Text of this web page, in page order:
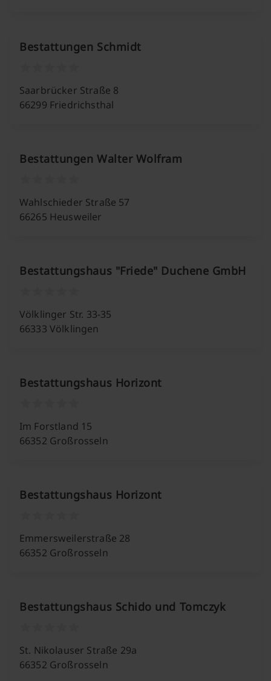
Bestattungen Schmidt
Saarbrücker Straße 8
66299 Friedrichsthal
Bestattungen Walter Wolfram
Wahlschieder Straße 57
66265 Heusweiler
Bestattungshaus "Friede" Duchene GmbH
Völklinger Str. 33-35
66333 Völklingen
Bestattungshaus Horizont
Im Forstland 15
66352 Großrosseln
Bestattungshaus Horizont
Emmersweilerstraße 28
66352 Großrosseln
Bestattungshaus Schido und Tomczyk
St. Nikolauser Straße 29a
66352 Großrosseln